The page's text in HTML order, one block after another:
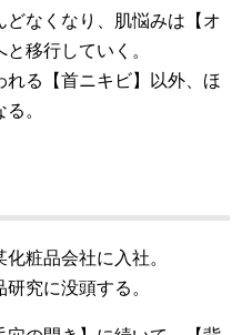
どなくなり、肌悩みは【オ
移行していく。
る【首ニキビ】以外、ほ
。
粧品会社に入社。
究に没頭する。